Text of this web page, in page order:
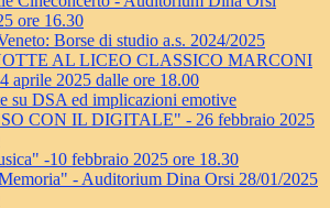
ore 16.30
Borse di studio a.s. 2024/2025
AL LICEO CLASSICO MARCONI
aprile 2025 dalle ore 18.00
su DSA ed implicazioni emotive
CON IL DIGITALE" - 26 febbraio 2025
-10 febbraio 2025 ore 18.30
- Auditorium Dina Orsi 28/01/2025